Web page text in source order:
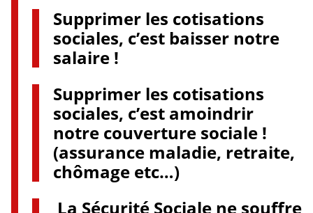
Supprimer les cotisations
sociales, c’est baisser notre
salaire !
Supprimer les cotisations
sociales, c’est amoindrir
notre couverture sociale !
(assurance maladie, retraite,
chômage etc…)
La Sécurité Sociale ne souffre